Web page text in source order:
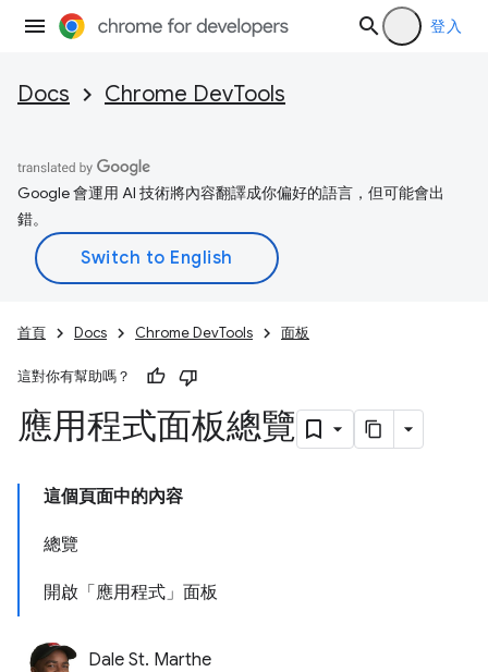
登入
Docs Chrome DevTools
Google 會運用 AI 技術將內容翻譯成你偏好的語言，但可能會出
錯。
首頁 Docs Chrome DevTools 面板
這對你有幫助嗎？
應用程式面板總覽
這個頁面中的內容
總覽
開啟「應用程式」面板
Dale St. Marthe